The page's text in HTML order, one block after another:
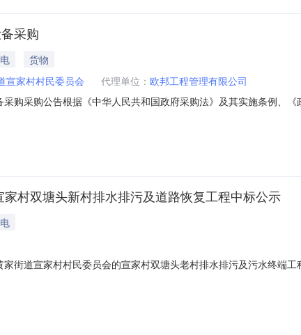
采购
货物
宣家村村民委员会 代理单位： 欧邦工程管理有限公司
购采购公告根据《中华人民共和国政府采购法》及其实施条例、
委托采购三、采购方式：公开招标四、采购内容及数量：序号采
村双塘头新村排水排污及道路恢复工程中标公示
街道宣家村村民委员会的宣家村双塘头老村排水排污及污水终端
2019-08-19投诉受理：衢州绿色产业集聚区公共资源交易监督管